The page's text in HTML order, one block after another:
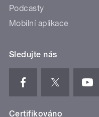
Podcasty
Mobilní aplikace
Sledujte nás
Certifikováno